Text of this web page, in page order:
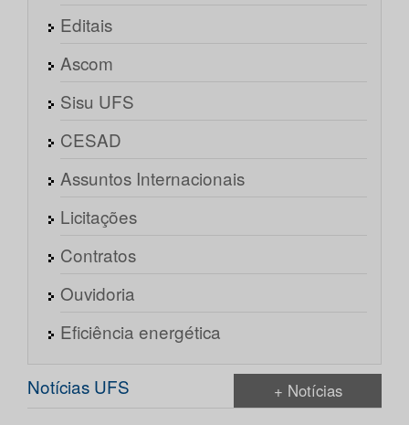
Editais
Ascom
Sisu UFS
CESAD
Assuntos Internacionais
Licitações
Contratos
Ouvidoria
Eficiência energética
Notícias UFS + Notícias